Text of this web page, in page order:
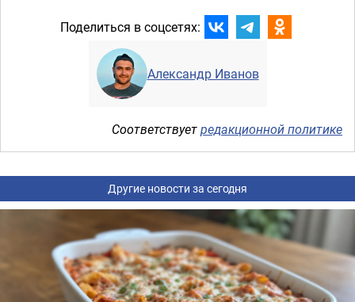
Поделиться в соцсетях:
Александр Иванов
Соответствуетредакционной политике
Другие новости за сегодня